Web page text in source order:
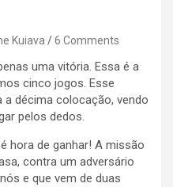
Kuiava 6 Comments
uma vitória. Essa é a
cinco jogos. Esse
décima colocação, vendo
pelos dedos.
hora de ganhar! A missão
contra um adversário
e que vem de duas